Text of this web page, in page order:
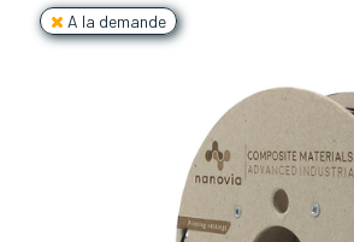
A la demande